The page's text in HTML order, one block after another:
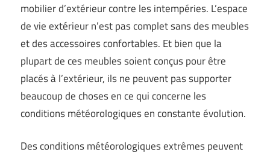
mobilier d’extérieur contre les intempéries. L’espace
de vie extérieur n’est pas complet sans des meubles
et des accessoires confortables. Et bien que la
plupart de ces meubles soient conçus pour être
placés à l’extérieur, ils ne peuvent pas supporter
beaucoup de choses en ce qui concerne les
conditions météorologiques en constante évolution.
Des conditions météorologiques extrêmes peuvent